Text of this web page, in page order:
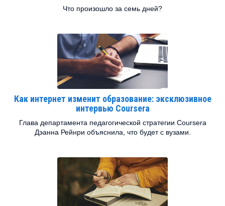
Что произошло за семь дней?
Как интернет изменит образование: эксклюзивное
интервью Coursera
Глава департамента педагогической стратегии Coursera
Дэанна Рейнри объяснила, что будет с вузами.